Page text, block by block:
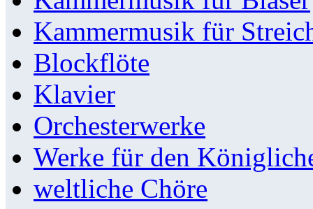
Kammermusik für
Blockflöte
Klavier
Orchesterwerke
Werke für den
weltliche Chöre